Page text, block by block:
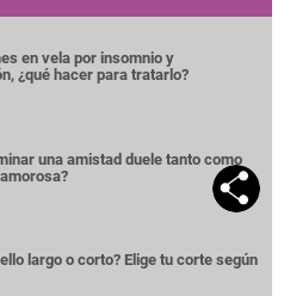
en vela por insomnio y
¿qué hacer para tratarlo?
una amistad duele tanto como
largo o corto? Elige tu corte según